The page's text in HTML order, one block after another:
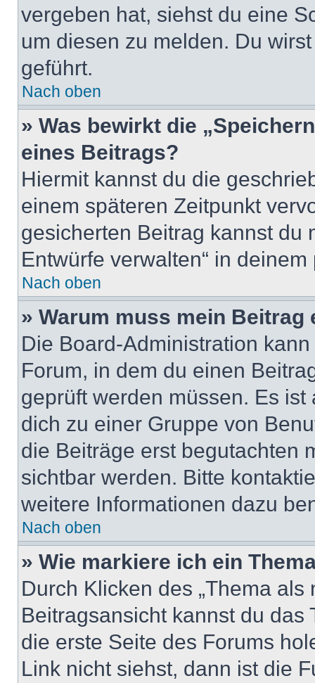
vergeben hat, siehst du eine
um diesen zu melden. Du
geführt.
Nach oben
» Was bewirkt die
eines Beitrags?
Hiermit kannst du die
einem späteren Zeitpunkt
gesicherten Beitrag kannst du
Entwürfe verwalten“ in
Nach oben
» Warum muss mein
Die Board-Administration
Forum, in dem du einen
geprüft werden müssen. Es
dich zu einer Gruppe von
die Beiträge erst begutachten
sichtbar werden. Bitte
weitere Informationen dazu
Nach oben
» Wie markiere ich ein
Durch Klicken des „Thema
Beitragsansicht kannst du
die erste Seite des Forums
Link nicht siehst, dann ist die